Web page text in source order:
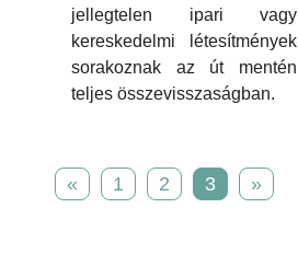
jellegtelen ipari vagy
kereskedelmi létesítmények
sorakoznak az út mentén
teljes összevisszaságban.
« 1 2 3 »